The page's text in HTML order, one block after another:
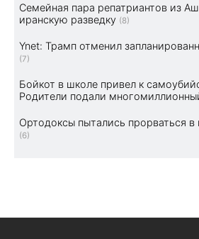
Семейная пара репатриантов из
иранскую разведку (8)
Ynet: Трамп отменил
(7)
Бойкот в школе привел к
Родители подали
Ортодоксы пытались прорваться
(6)